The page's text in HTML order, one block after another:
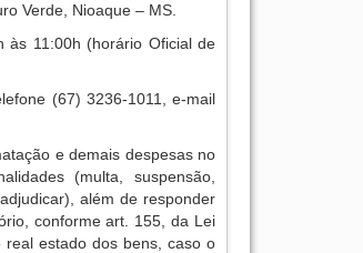
Verde, Nioaque – MS.
às 11:00h (horário Oficial de
(67) 3236-1011, e-mail
e demais despesas no
(multa, suspensão,
além de responder
conforme art. 155, da Lei
real estado dos bens, caso o